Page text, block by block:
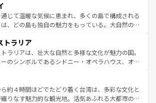
通費無料で観光を楽しむこともできる。 なお、新
ス情報はコンテンツ一覧 を参照してほしい。
巨大都市は、観光、ショッピング、エンターテイ
が詰まった刺激的なスポットだ。一方、アメリカ
は大自然が広がり、グランドキャニオンやイエロー
ーオーリンズでは、音楽と美食が融合した独特の
力。旅行者はアメリカの各地域で異なる魅力を楽
ら、その多様性と豊かな歴史を感じることができ
沢な旅のスタイルだ。 なお、新着のアメリカ
コンテンツ一覧を参照してほしい。
じて温暖な気候に恵まれ、多くの島で構成される
、どの島も独自の魅力をもっている。大自然の神
見逃せない。また、定番の観光地といえばオアフ
静かな自然を求めるならマウイ島やカウアイ島が
。エメラルドグリーンに輝く海をはじめ、豊かな
てなしの心で訪れる人々を迎えてくれるハワイの
いしいローカルフードやハワイアンミュージッ
的なフラダンスなど、すべてがハワイの魅力を彩
トラリア
ラリアは、壮大な自然と多様な文化が魅力の国。
のシンボルであるシドニー・オペラハウス、オー
フや大陸中央部にそびえるウルル（エアーズロッ
スマニアの美しい原生林やケアンズの熱帯雨林な
ころがたくさん。また、カフェやワイン、オージ
約４時間ほどでたどり着く台湾は、多彩な文化と
りなす魅力的な観光地。活気あふれる大都市の台